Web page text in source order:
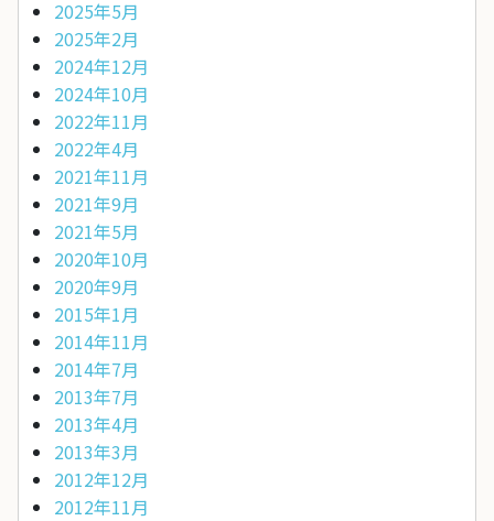
2025年5月
2025年2月
2024年12月
2024年10月
2022年11月
2022年4月
2021年11月
2021年9月
2021年5月
2020年10月
2020年9月
2015年1月
2014年11月
2014年7月
2013年7月
2013年4月
2013年3月
2012年12月
2012年11月